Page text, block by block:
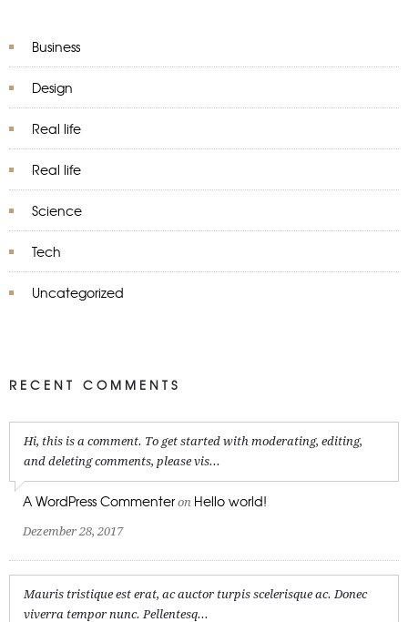
Business
Design
Real life
Real life
Science
Tech
Uncategorized
RECENT COMMENTS
Hi, this is a comment. To get started with moderating, editing,
and deleting comments, please vis...
A WordPress Commenter on Hello world!
Dezember 28, 2017
Mauris tristique est erat, ac auctor turpis scelerisque ac. Donec
viverra tempor nunc. Pellentesq...